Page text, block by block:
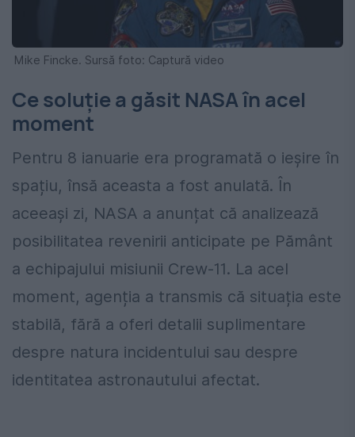
Mike Fincke. Sursă foto: Captură video
Ce soluție a găsit NASA în acel
moment
Pentru 8 ianuarie era programată o ieșire în
spațiu, însă aceasta a fost anulată. În
aceeași zi, NASA a anunțat că analizează
posibilitatea revenirii anticipate pe Pământ
a echipajului misiunii Crew-11. La acel
moment, agenția a transmis că situația este
stabilă, fără a oferi detalii suplimentare
despre natura incidentului sau despre
identitatea astronautului afectat.